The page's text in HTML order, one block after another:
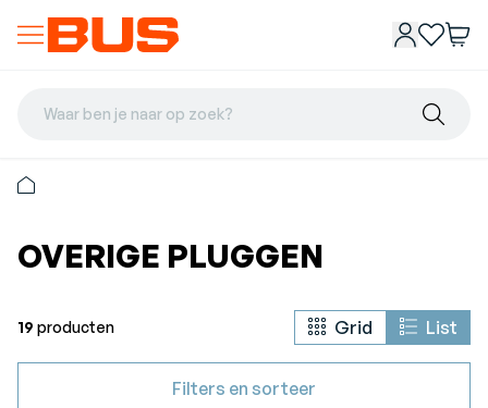
Waar ben je naar op zoek?
OVERIGE PLUGGEN
19 producten Grid List
Filters en sorteer